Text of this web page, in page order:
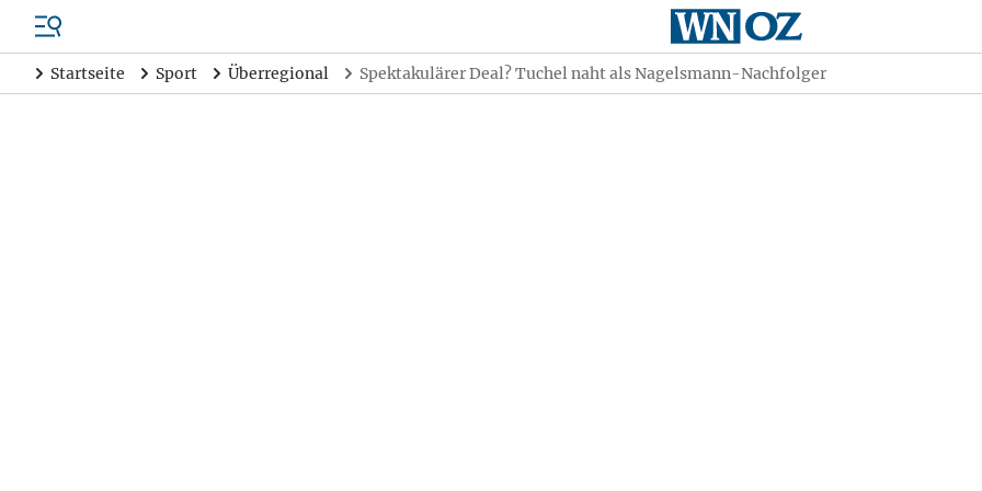
Startseite Sport Überregional Spektakulärer Deal? Tuchel naht als Nagelsmann-Nachfolger